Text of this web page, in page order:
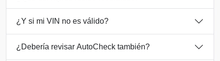
¿Y si mi VIN no es válido?
¿Debería revisar AutoCheck también?